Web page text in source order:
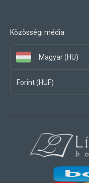
Közösségi média
Magyar (HU)
Forint (HUF)